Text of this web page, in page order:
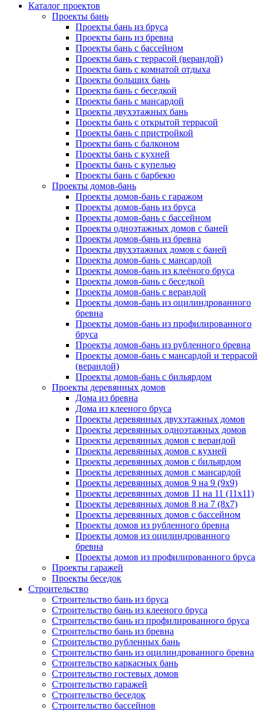
Каталог проектов
Проекты бань
Проекты бань из бруса
Проекты бань из бревна
Проекты бань с бассейном
Проекты бань с террасой (верандой)
Проекты бань с комнатой отдыха
Проекты больших бань
Проекты бань с беседкой
Проекты бань с мансардой
Проекты двухэтажных бань
Проекты бань с открытой террасой
Проекты бань с пристройкой
Проекты бань с балконом
Проекты бань с кухней
Проекты бань с купелью
Проекты бань с барбекю
Проекты домов-бань
Проекты домов-бань с гаражом
Проекты домов-бань из бруса
Проекты домов-бань с бассейном
Проекты одноэтажных домов с баней
Проекты домов-бань из бревна
Проекты двухэтажных домов с баней
Проекты домов-бань с мансардой
Проекты домов-бань из клеёного бруса
Проекты домов-бань с беседкой
Проекты домов-бань с верандой
Проекты домов-бань из оцилиндрованного
бревна
Проекты домов-бань из профилированного
бруса
Проекты домов-бань из рубленного бревна
Проекты домов-бань с мансардой и террасой
(верандой)
Проекты домов-бань с бильярдом
Проекты деревянных домов
Дома из бревна
Дома из клееного бруса
Проекты деревянных двухэтажных домов
Проекты деревянных одноэтажных домов
Проекты деревянных домов с верандой
Проекты деревянных домов с кухней
Проекты деревянных домов с бильярдом
Проекты деревянных домов с мансардой
Проекты деревянных домов 9 на 9 (9x9)
Проекты деревянных домов 11 на 11 (11x11)
Проекты деревянных домов 8 на 7 (8x7)
Проекты деревянных домов с бассейном
Проекты домов из рубленного бревна
Проекты домов из оцилиндрованного
бревна
Проекты домов из профилированного бруса
Проекты гаражей
Проекты беседок
Строительство
Строительство бань из бруса
Строительство бань из клееного бруса
Строительство бань из профилированного бруса
Строительство бань из бревна
Строительство рубленных бань
Строительство бань из оцилиндрованного бревна
Строительство каркасных бань
Строительство гостевых домов
Строительство гаражей
Строительство беседок
Строительство бассейнов